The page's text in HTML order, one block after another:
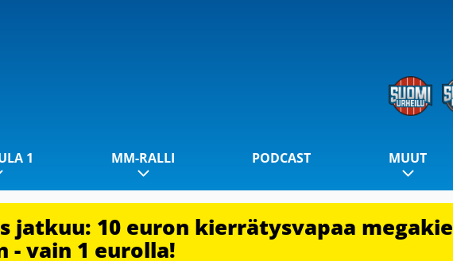
1 MM-RALLI PODCAST MUUT
jatkuu: 10 euron kierrätysvapaa
- vain 1 eurolla!